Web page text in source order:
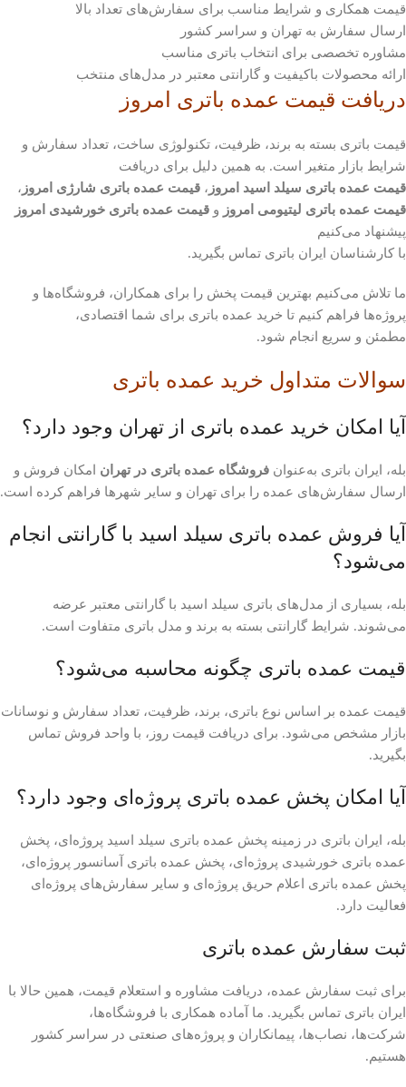
قیمت همکاری و شرایط مناسب برای سفارش‌های تعداد بالا
ارسال سفارش به تهران و سراسر کشور
مشاوره تخصصی برای انتخاب باتری مناسب
ارائه محصولات باکیفیت و گارانتی معتبر در مدل‌های منتخب
دریافت قیمت عمده باتری امروز
قیمت باتری بسته به برند، ظرفیت، تکنولوژی ساخت، تعداد سفارش و
شرایط بازار متغیر است. به همین دلیل برای دریافت
قیمت عمده باتری سیلد اسید امروز ، قیمت عمده باتری شارژی امروز ،
قیمت عمده باتری لیتیومی امروز و قیمت عمده باتری خورشیدی امروز
پیشنهاد می‌کنیم
با کارشناسان ایران باتری تماس بگیرید.
ما تلاش می‌کنیم بهترین قیمت پخش را برای همکاران، فروشگاه‌ها و
پروژه‌ها فراهم کنیم تا خرید عمده باتری برای شما اقتصادی،
مطمئن و سریع انجام شود.
سوالات متداول خرید عمده باتری
آیا امکان خرید عمده باتری از تهران وجود دارد؟
بله، ایران باتری به‌عنوان فروشگاه عمده باتری در تهران امکان فروش و
ارسال سفارش‌های عمده را برای تهران و سایر شهرها فراهم کرده است.
آیا فروش عمده باتری سیلد اسید با گارانتی انجام
می‌شود؟
بله، بسیاری از مدل‌های باتری سیلد اسید با گارانتی معتبر عرضه
می‌شوند. شرایط گارانتی بسته به برند و مدل باتری متفاوت است.
قیمت عمده باتری چگونه محاسبه می‌شود؟
قیمت عمده بر اساس نوع باتری، برند، ظرفیت، تعداد سفارش و نوسانات
بازار مشخص می‌شود. برای دریافت قیمت روز، با واحد فروش تماس
بگیرید.
آیا امکان پخش عمده باتری پروژه‌ای وجود دارد؟
بله، ایران باتری در زمینه پخش عمده باتری سیلد اسید پروژه‌ای، پخش
عمده باتری خورشیدی پروژه‌ای، پخش عمده باتری آسانسور پروژه‌ای،
پخش عمده باتری اعلام حریق پروژه‌ای و سایر سفارش‌های پروژه‌ای
فعالیت دارد.
ثبت سفارش عمده باتری
برای ثبت سفارش عمده، دریافت مشاوره و استعلام قیمت، همین حالا با
ایران باتری تماس بگیرید. ما آماده همکاری با فروشگاه‌ها،
شرکت‌ها، نصاب‌ها، پیمانکاران و پروژه‌های صنعتی در سراسر کشور
هستیم.